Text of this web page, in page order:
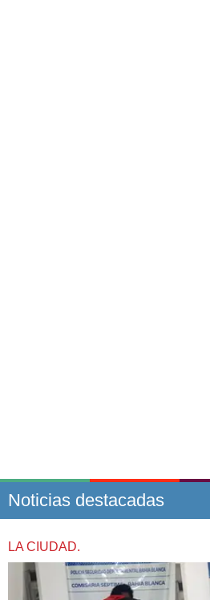
Noticias destacadas
LA CIUDAD.